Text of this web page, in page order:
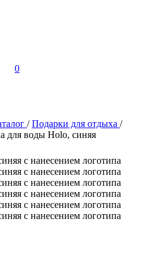
0
/ Подарки для отдыха /
для воды Holo, синяя